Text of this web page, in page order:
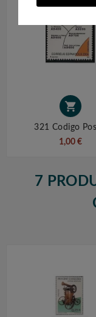

321 Codigo
1,00 €
7